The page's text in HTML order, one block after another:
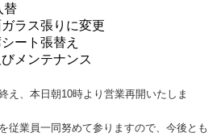
替
ラス張りに変更
ート張替え
メンテナンス
え、本日朝10時より営業再開いたしま
従業員一同努めて参りますので、今後とも